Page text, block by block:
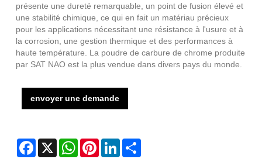
présente une dureté remarquable, un point de fusion élevé et
une stabilité chimique, ce qui en fait un matériau précieux
pour les applications nécessitant une résistance à l'usure et à
la corrosion, une gestion thermique et des performances à
haute température. La poudre de carbure de chrome produite
par SAT NAO est la plus vendue dans divers pays du monde.
envoyer une demande
Facebook
X WhatsAppPinterestLinkedIn